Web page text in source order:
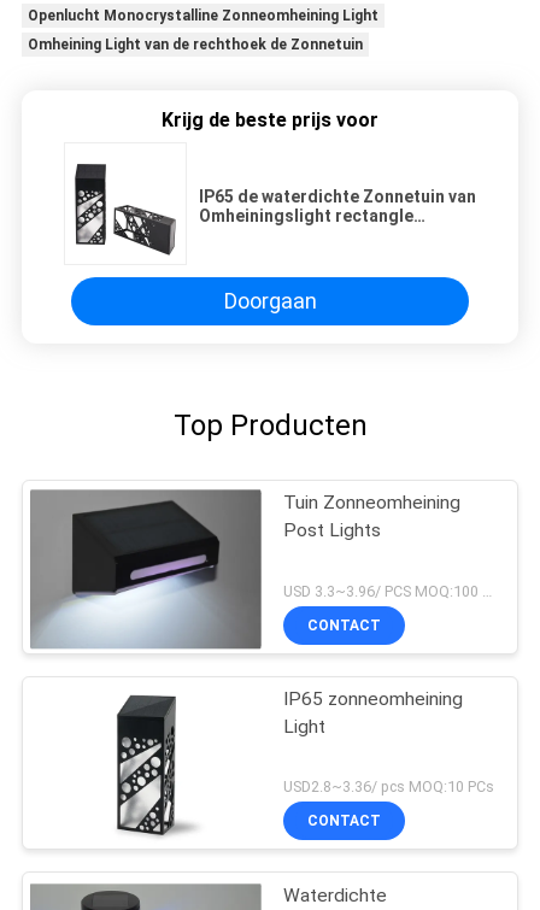
Openlucht Monocrystalline Zonneomheining Light
Omheining Light van de rechthoek de Zonnetuin
Krijg de beste prijs voor
IP65 de waterdichte Zonnetuin van
Omheiningslight rectangle
Doorgaan
Top Producten
Tuin Zonneomheining
Post Lights
CONTACT
IP65 zonneomheining
Light
USD2.8~3.36/ pcs MOQ:10 PCs
CONTACT
Waterdichte